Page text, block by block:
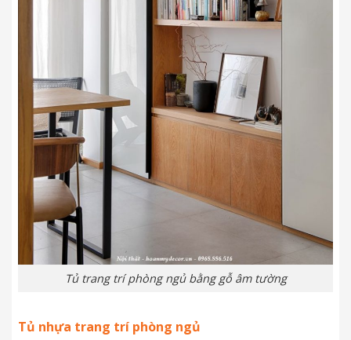
Tủ trang trí phòng ngủ bằng gỗ âm tường
Tủ nhựa trang trí phòng ngủ